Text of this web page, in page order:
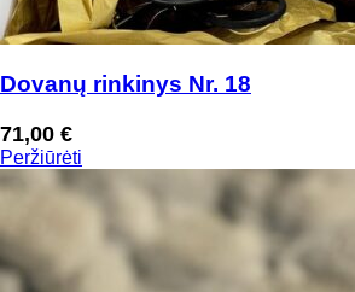
Dovanų rinkinys Nr. 18
71,00 €
Peržiūrėti